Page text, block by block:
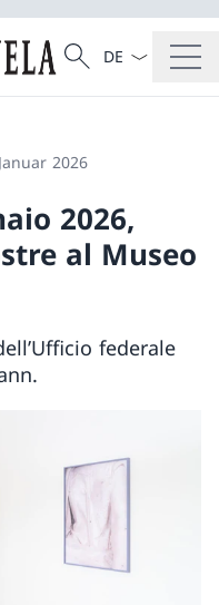
Suche
Suche
Sprach
2026
2026,
al Museo
federale